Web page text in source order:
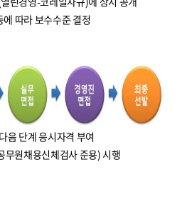
따라 보수수준 결정
음 단계 응시자격 부여
무원채용신체검사 준용) 시행